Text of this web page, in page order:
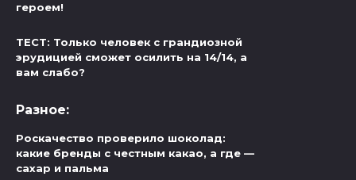
героем!
ТЕСТ: Только человек с грандиозной
эрудицией сможет осилить на 14/14, а
вам слабо?
Разное:
Роскачество проверило шоколад:
какие бренды с честным какао, а где —
сахар и пальма